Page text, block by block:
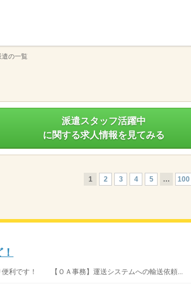
の一覧
派遣スタッフ活躍中
に関する求人情報を見てみる
1 2 3 4 5 … 100
便利です！ 【ＯＡ事務】運送システムへの輸送依頼...